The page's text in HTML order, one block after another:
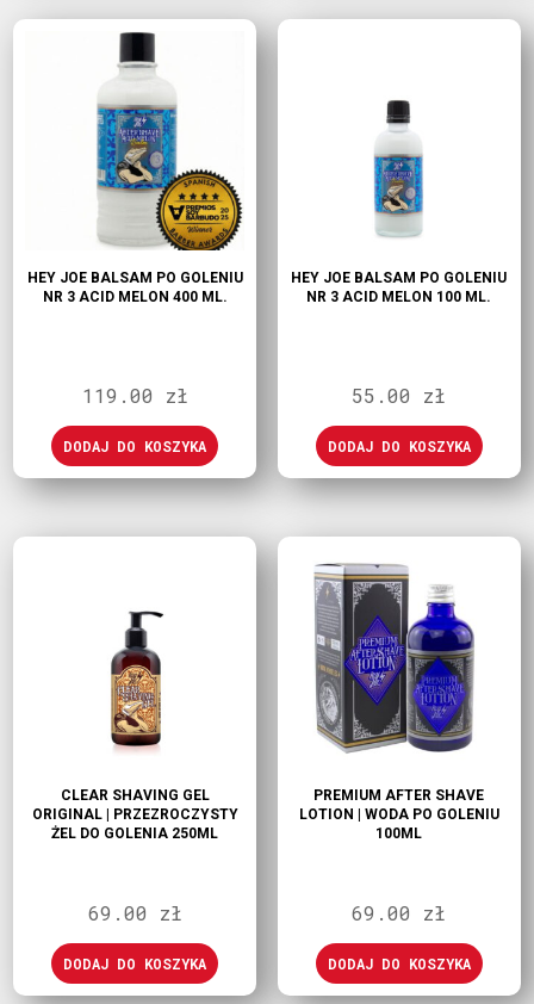
HEY JOE BALSAM PO GOLENIU
NR 3 ACID MELON 400 ML.
119.00 zł
DODAJ DO KOSZYKA
HEY JOE BALSAM PO GOLENIU
NR 3 ACID MELON 100 ML.
55.00 zł
DODAJ DO KOSZYKA
CLEAR SHAVING GEL
ORIGINAL | PRZEZROCZYSTY
ŻEL DO GOLENIA 250ML
69.00 zł
DODAJ DO KOSZYKA
PREMIUM AFTER SHAVE
LOTION | WODA PO GOLENIU
100ML
69.00 zł
DODAJ DO KOSZYKA